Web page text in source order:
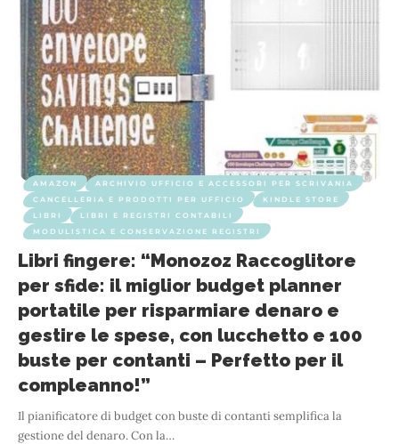
AMAZON
ARCHIVIO UFFICIO E ACCESSORI PER SCRIVANIA
CANCELLERIA E PRODOTTI PER UFFICIO
KINDLE STORE
LIBRI
LIBRI E REGISTRI CONTABILI
MODULISTICA E CONSERVAZIONE REGISTRI
Libri fingere: “Monozoz Raccoglitore
per sfide: il miglior budget planner
portatile per risparmiare denaro e
gestire le spese, con lucchetto e 100
buste per contanti – Perfetto per il
compleanno!”
Il pianificatore di budget con buste di contanti semplifica la
gestione del denaro. Con la…